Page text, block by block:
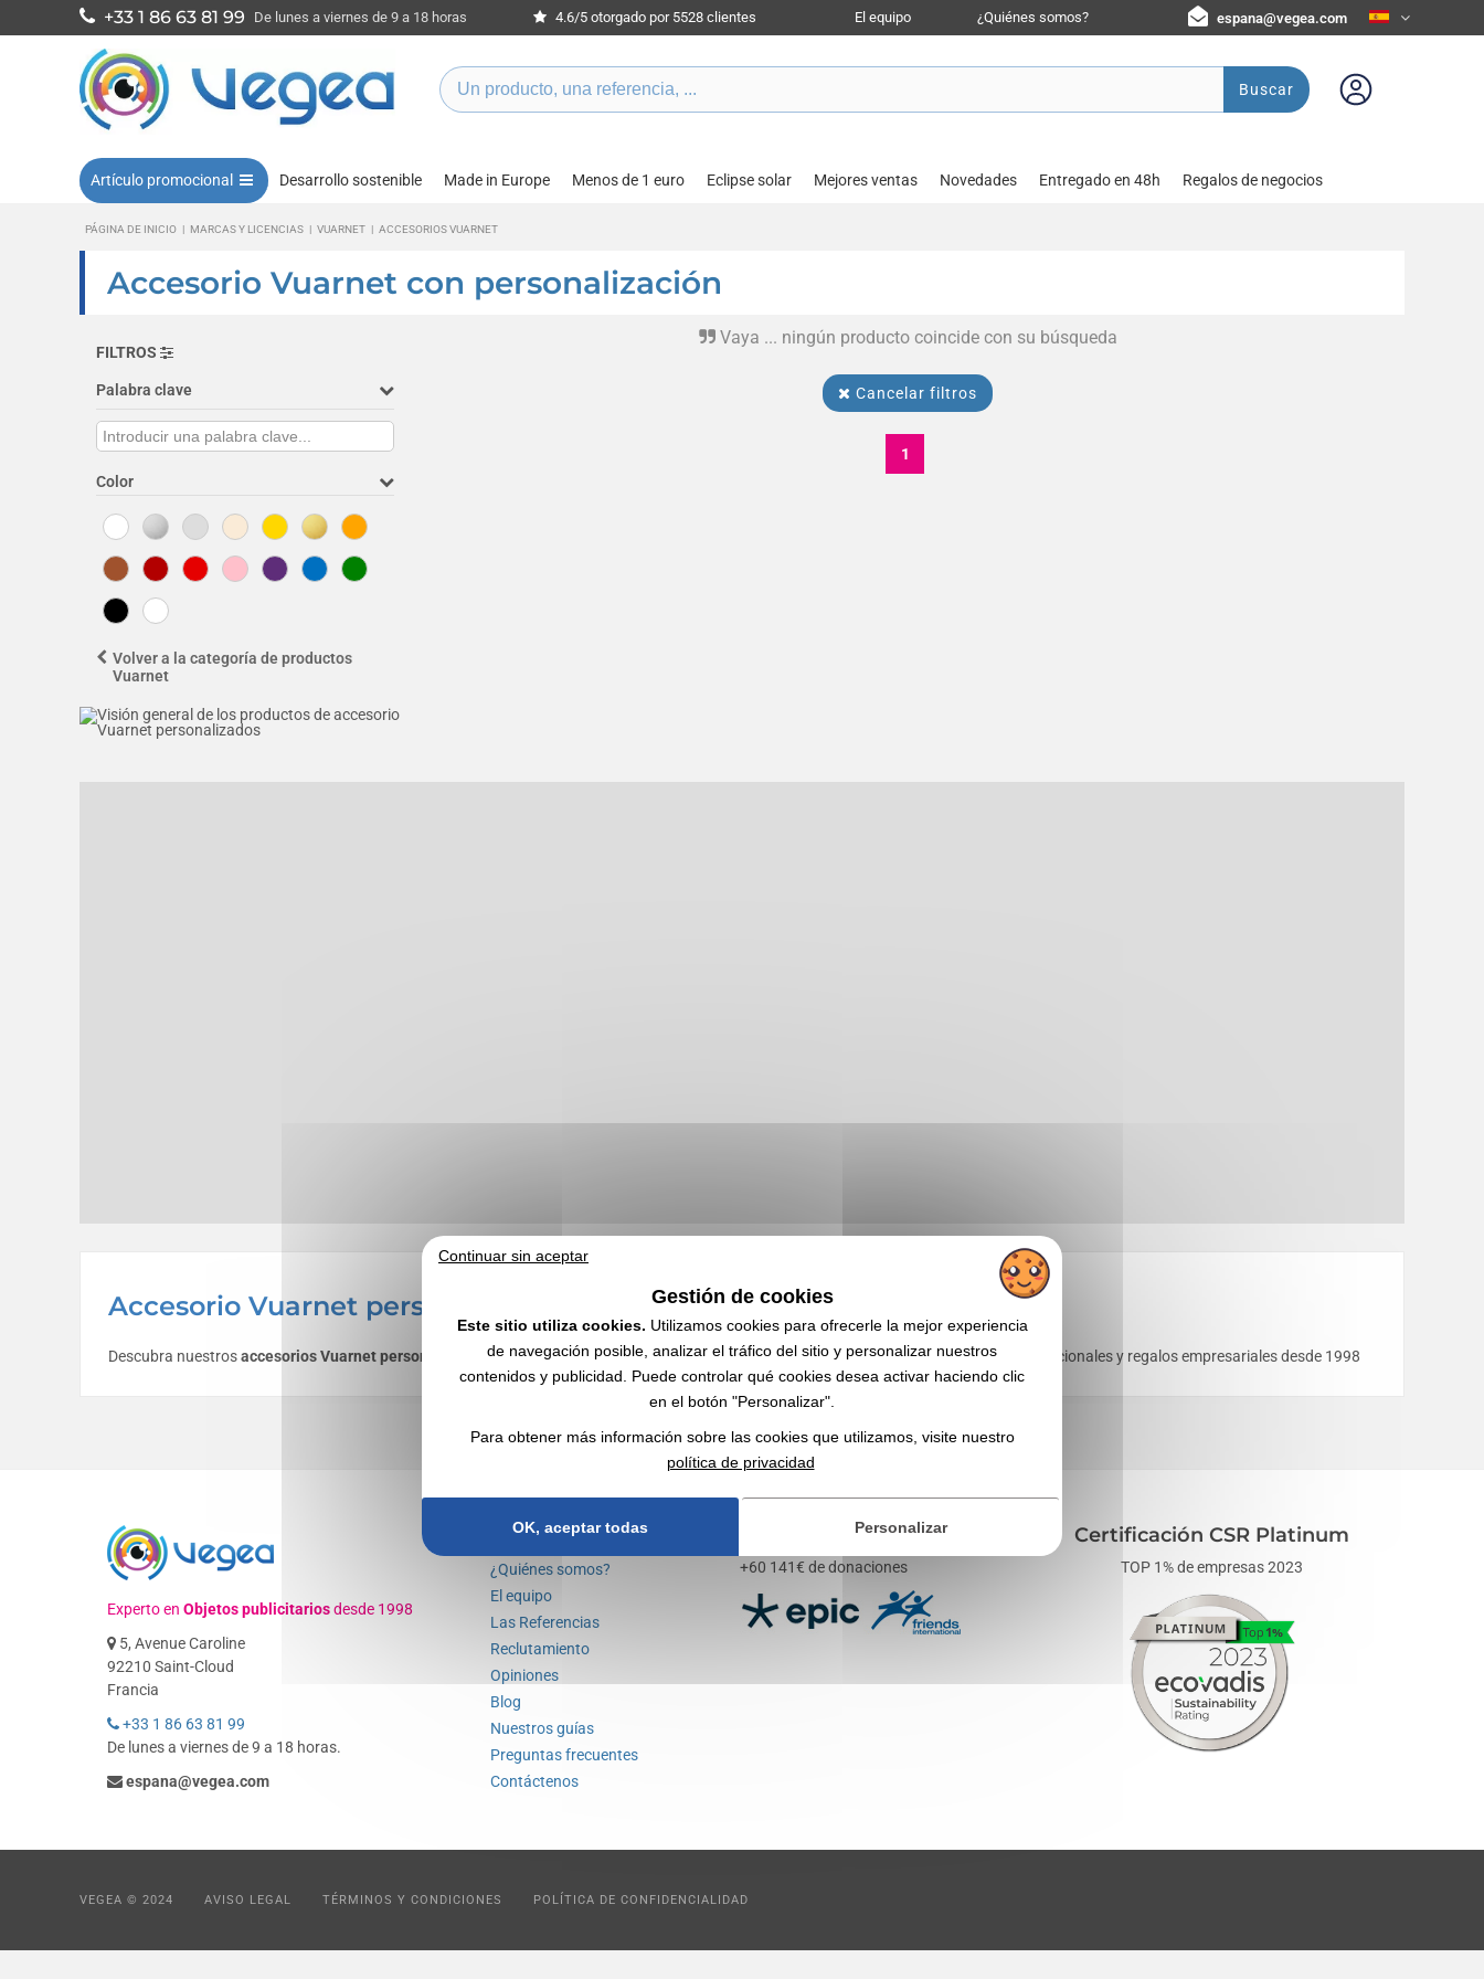
+33 1 86 63 81 99 De lunes a viernes de 9 a 18 horas 4.6/5 otorgado por 5528 clientes El equipo ¿Quiénes somos? espana@vegea.com
Buscar
Artículo promocional Desarrollo sostenible Made in Europe Menos de 1 euro Eclipse solar Mejores ventas Novedades Entregado en 48h Regalos de negocios
PÁGINA DE INICIO | MARCAS Y LICENCIAS | VUARNET | ACCESORIOS VUARNET
Accesorio Vuarnet con personalización
Accesorio Vuarnet personalizado con logo | Mayorista
Descubra nuestrosaccesorios Vuarnetpersonalizablescon su logo ✔️ 94% de clientes satisfechos ✔️ Artículos publicitarios, regalos promocionales y regalos empresariales desde 1998
FILTROS
Palabra clave
Color
Volver a la categoría de productos
Vuarnet
Vaya ... ningún producto coincide con su búsqueda
Cancelar filtros
1
Experto en Objetos publicitariosdesde 1998
5, Avenue Caroline
92210 Saint-Cloud
Francia
+33 1 86 63 81 99
De lunes a viernes de 9 a 18 horas.
espana@vegea.com
Compañía Vegea
¿Quiénes somos?
El equipo
Las Referencias
Reclutamiento
Opiniones
Blog
Nuestros guías
Preguntas frecuentes
Contáctenos
Vegea se compromete
+60 141€ de donaciones
Certificación CSR Platinum
TOP 1% de empresas 2023
VEGEA © 2024 AVISO LEGAL TÉRMINOS Y CONDICIONES POLÍTICA DE CONFIDENCIALIDAD
Continuar sin aceptar
Gestión de cookies
Este sitio utiliza cookies. Utilizamos cookies para ofrecerle la mejor experiencia
de navegación posible, analizar el tráfico del sitio y personalizar nuestros
contenidos y publicidad. Puede controlar qué cookies desea activar haciendo clic
en el botón "Personalizar".
Para obtener más información sobre las cookies que utilizamos, visite nuestro
política de privacidad
OK, aceptar todas Personalizar